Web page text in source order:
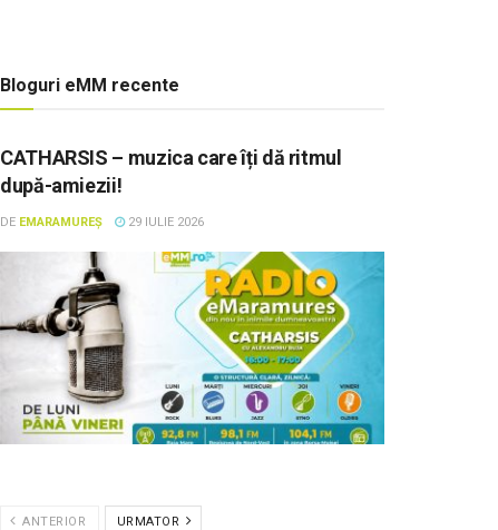
Bloguri eMM recente
CATHARSIS – muzica care îți dă ritmul
după-amiezii!
DE EMARAMUREȘ 29 IULIE 2026
ANTERIOR URMATOR